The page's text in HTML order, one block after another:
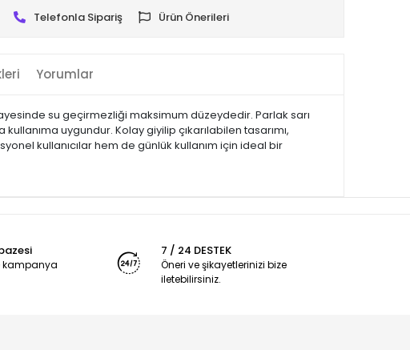
Telefonla Sipariş Ürün Önerileri
Yorumlar
su geçirmezliği maksimum düzeydedir. Parlak sarı
uygundur. Kolay giyilip çıkarılabilen tasarımı,
kullanıcılar hem de günlük kullanım için ideal bir
kampanya
7 / 24 DESTEK
Öneri ve şikayetlerinizi bize
iletebilirsiniz.